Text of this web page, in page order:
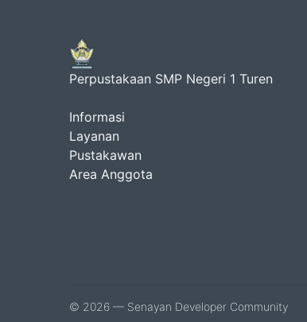
Perpustakaan SMP Negeri 1 Turen
Informasi
Layanan
Pustakawan
Area Anggota
© 2026 — Senayan Developer Community